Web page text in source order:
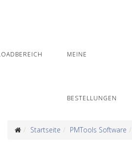
MEINE
BESTELLUNGEN
Startseite PMTools Software